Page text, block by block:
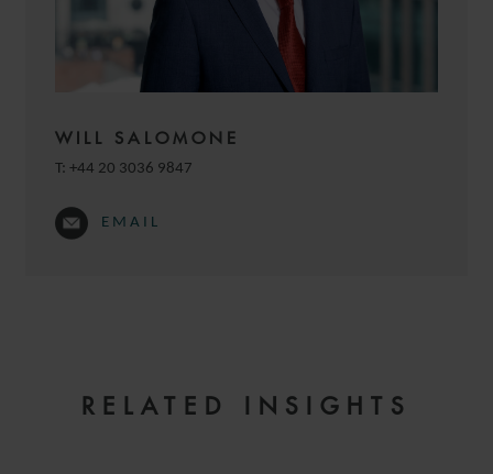
WILL SALOMONE
T: +44 20 3036 9847
EMAIL
RELATED INSIGHTS